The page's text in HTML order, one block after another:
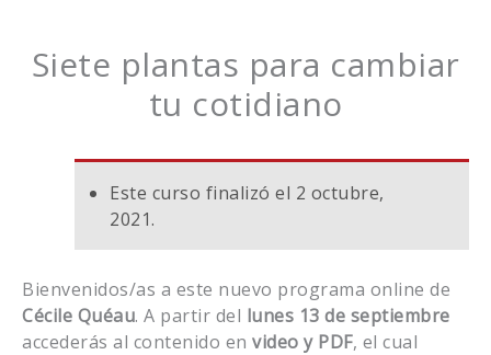
Siete plantas para cambiar
tu cotidiano
Este curso finalizó el 2 octubre,
2021.
Bienvenidos/as a este nuevo programa online de
Cécile Quéau. A partir del lunes 13 de septiembre
accederás al contenido en video y PDF, el cual